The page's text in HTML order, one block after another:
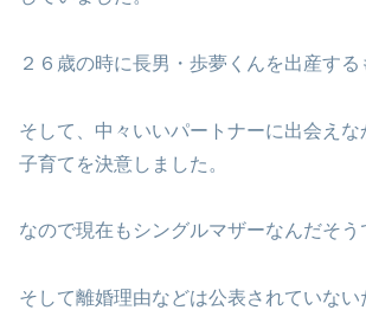
２６歳の時に長男・歩夢くんを出産する
そして、中々いいパートナーに出会え
子育てを決意しました。
なので現在もシングルマザーなんだそう
そして離婚理由などは公表されていな